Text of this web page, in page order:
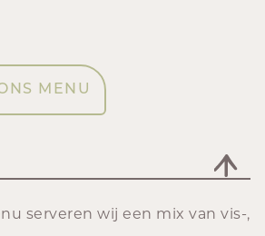
serveren wij een mix van vis-,
MENU